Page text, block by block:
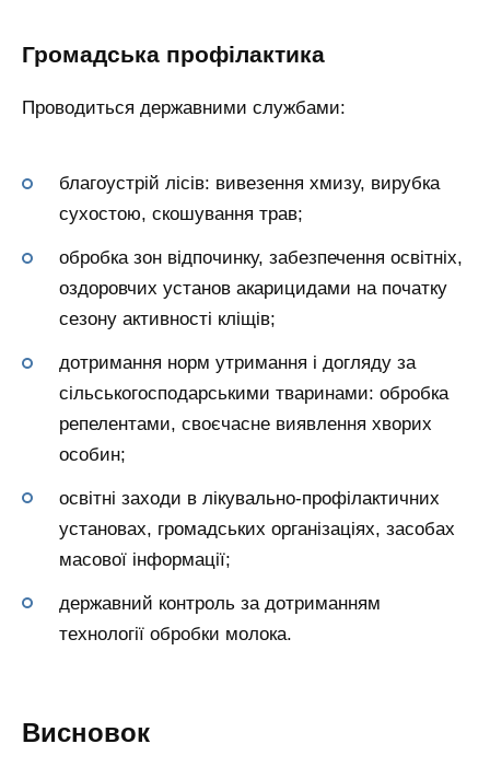
Громадська профілактика
Проводиться державними службами:
благоустрій лісів: вивезення хмизу, вирубка
сухостою, скошування трав;
обробка зон відпочинку, забезпечення освітніх,
оздоровчих установ акарицидами на початку
сезону активності кліщів;
дотримання норм утримання і догляду за
сільськогосподарськими тваринами: обробка
репелентами, своєчасне виявлення хворих
особин;
освітні заходи в лікувально-профілактичних
установах, громадських організаціях, засобах
масової інформації;
державний контроль за дотриманням
технології обробки молока.
Висновок